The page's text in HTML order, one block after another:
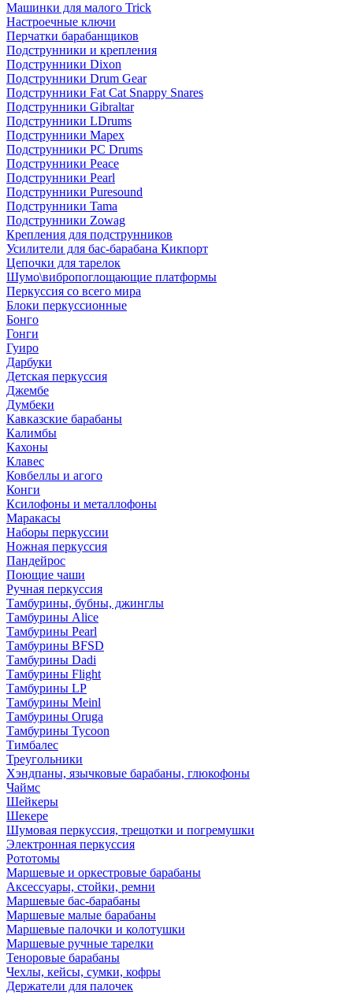
Машинки для малого Trick
Настроечные ключи
Перчатки барабанщиков
Подструнники и крепления
Подструнники Dixon
Подструнники Drum Gear
Подструнники Fat Cat Snappy Snares
Подструнники Gibraltar
Подструнники LDrums
Подструнники Mapex
Подструнники PC Drums
Подструнники Peace
Подструнники Pearl
Подструнники Puresound
Подструнники Tama
Подструнники Zowag
Крепления для подструнников
Усилители для бас-барабана Кикпорт
Цепочки для тарелок
Шумо\вибропоглощающие платформы
Перкуссия со всего мира
Блоки перкуссионные
Бонго
Гонги
Гуиро
Дарбуки
Детская перкуссия
Джембе
Думбеки
Кавказские барабаны
Калимбы
Кахоны
Клавес
Ковбеллы и агого
Конги
Ксилофоны и металлофоны
Маракасы
Наборы перкуссии
Ножная перкуссия
Пандейрос
Поющие чаши
Ручная перкуссия
Тамбурины, бубны, джинглы
Тамбурины Alice
Тамбурины Pearl
Тамбурины BFSD
Тамбурины Dadi
Тамбурины Flight
Тамбурины LP
Тамбурины Meinl
Тамбурины Oruga
Тамбурины Tycoon
Тимбалес
Треугольники
Хэндпаны, язычковые барабаны, глюкофоны
Чаймс
Шейкеры
Шекере
Шумовая перкуссия, трещотки и погремушки
Электронная перкуссия
Рототомы
Маршевые и оркестровые барабаны
Аксессуары, стойки, ремни
Маршевые бас-барабаны
Маршевые малые барабаны
Маршевые палочки и колотушки
Маршевые ручные тарелки
Теноровые барабаны
Чехлы, кейсы, сумки, кофры
Держатели для палочек